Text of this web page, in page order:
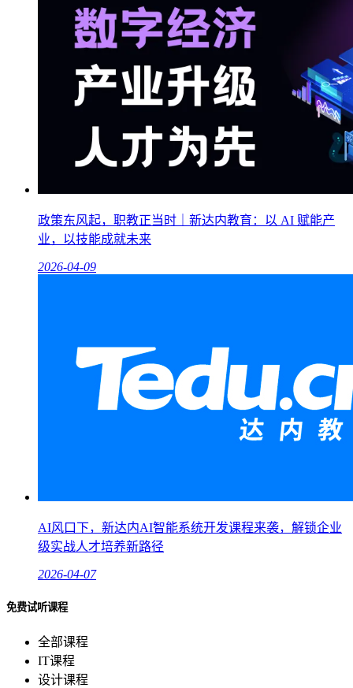
政策东风起，职教正当时｜新达内教育：以 AI 赋能产
业，以技能成就未来
2026-04-09
AI风口下，新达内AI智能系统开发课程来袭，解锁企业
级实战人才培养新路径
2026-04-07
免费试听课程
全部课程
IT课程
设计课程